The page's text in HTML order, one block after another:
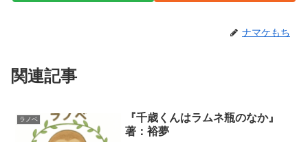
ナマケもち
関連記事
ラノベ
『千歳くんはラムネ瓶のなか』
著：裕夢